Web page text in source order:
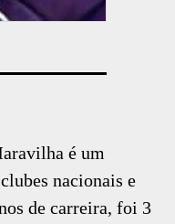
é um
nacionais e
de carreira, foi 3